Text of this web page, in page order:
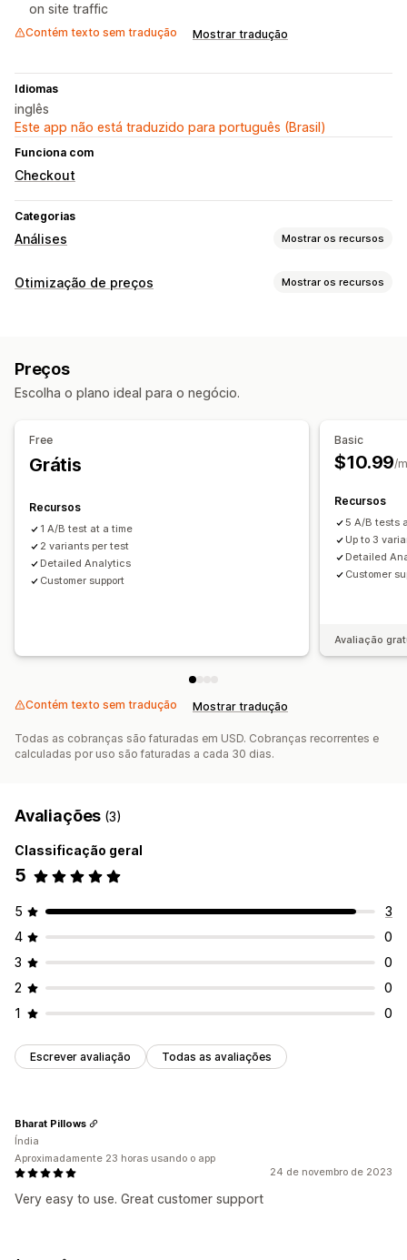
on site traffic
Contém texto sem tradução Mostrar tradução
Idiomas
inglês
Este app não está traduzido para português (Brasil)
Funciona com
Checkout
Categorias
Análises Mostrar os recursos
Comportamento do cliente
Visualizações da página
Análise de checkout
Acompanhamento de compra
Elementos visuais e relatórios
Painel de controle de análises
Exportação de dados
Notificações
Otimização de preços Mostrar os recursos
Monitoramento
Preços
Escolha o plano ideal para o negócio.
Free
Grátis
Recursos
1 A/B test at a time
2 variants per test
Detailed Analytics
Customer support
Basic
$10.99/
Recursos
5 A/B tests
Up to 3
Detailed
Customer
Avaliação
Contém texto sem tradução Mostrar tradução
Todas as cobranças são faturadas em USD. Cobranças recorrentes e
calculadas por uso são faturadas a cada 30 dias.
Avaliações (3)
Classificação geral
5
5
3
4
0
3
0
2
0
1
0
Escrever avaliação Todas as avaliações
24 de novembro de 2023
Very easy to use. Great customer support
Bharat Pillows
Índia
Aproximadamente 23 horas usando o app